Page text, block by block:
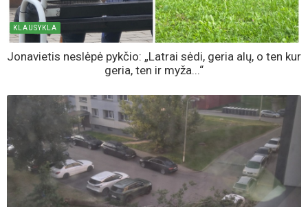
KLAUSYKLA
Jonavietis neslėpė pykčio: „Latrai sėdi, geria alų, o ten kur
geria, ten ir myža...“